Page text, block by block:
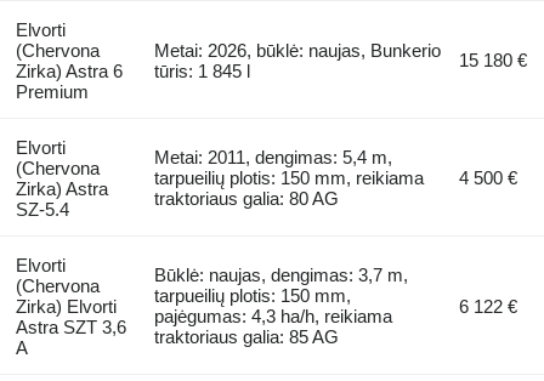
Elvorti
(Chervona
Zirka) Astra 6
Premium
Metai: 2026, būklė: naujas, Bunkerio
tūris: 1 845 l
15 180 €
Elvorti
(Chervona
Zirka) Astra
SZ-5.4
Metai: 2011, dengimas: 5,4 m,
tarpueilių plotis: 150 mm, reikiama
traktoriaus galia: 80 AG
4 500 €
Elvorti
(Chervona
Zirka) Elvorti
Astra SZT 3,6
A
Būklė: naujas, dengimas: 3,7 m,
tarpueilių plotis: 150 mm,
pajėgumas: 4,3 ha/h, reikiama
traktoriaus galia: 85 AG
6 122 €